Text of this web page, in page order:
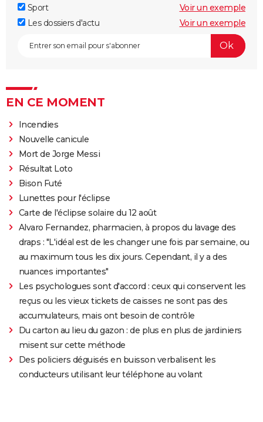
Sport
Voir un exemple
Les dossiers d'actu
Voir un exemple
EN CE MOMENT
Incendies
Nouvelle canicule
Mort de Jorge Messi
Résultat Loto
Bison Futé
Lunettes pour l'éclipse
Carte de l'éclipse solaire du 12 août
Alvaro Fernandez, pharmacien, à propos du lavage des
draps : "L'idéal est de les changer une fois par semaine, ou
au maximum tous les dix jours. Cependant, il y a des
nuances importantes"
Les psychologues sont d'accord : ceux qui conservent les
reçus ou les vieux tickets de caisses ne sont pas des
accumulateurs, mais ont besoin de contrôle
Du carton au lieu du gazon : de plus en plus de jardiniers
misent sur cette méthode
Des policiers déguisés en buisson verbalisent les
conducteurs utilisant leur téléphone au volant